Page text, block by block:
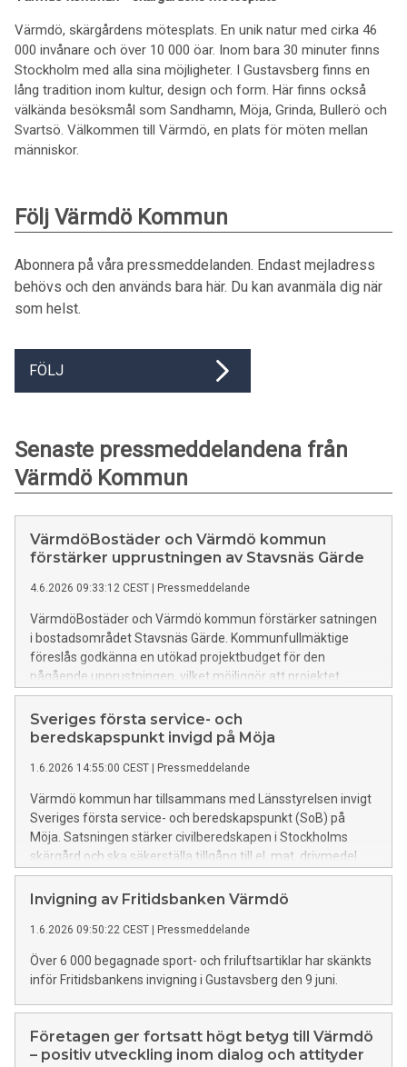
Värmdö, skärgårdens mötesplats. En unik natur med cirka 46
000 invånare och över 10 000 öar. Inom bara 30 minuter finns
Stockholm med alla sina möjligheter. I Gustavsberg finns en
lång tradition inom kultur, design och form. Här finns också
välkända besöksmål som Sandhamn, Möja, Grinda, Bullerö och
Svartsö. Välkommen till Värmdö, en plats för möten mellan
människor.
Följ Värmdö Kommun
Abonnera på våra pressmeddelanden. Endast mejladress
behövs och den används bara här. Du kan avanmäla dig när
som helst.
FÖLJ
Senaste pressmeddelandena från
Värmdö Kommun
VärmdöBostäder och Värmdö kommun
förstärker upprustningen av Stavsnäs Gärde
4.6.2026 09:33:12 CEST Pressmeddelande
VärmdöBostäder och Värmdö kommun förstärker satningen
i bostadsområdet Stavsnäs Gärde. Kommunfullmäktige
föreslås godkänna en utökad projektbudget för den
pågående upprustningen, vilket möjliggör att projektet
utifrån hyresgästernas önskemål kan slutföras med en
högre och mer enhetlig standard.
Sveriges första service- och
beredskapspunkt invigd på Möja
1.6.2026 14:55:00 CEST Pressmeddelande
Värmdö kommun har tillsammans med Länsstyrelsen invigt
Sveriges första service- och beredskapspunkt (SoB) på
Möja. Satsningen stärker civilberedskapen i Stockholms
skärgård och ska säkerställa tillgång till el, mat, drivmedel
och samhällsviktig service även vid långvariga strömavbrott
och andra samhällsstörningar.
Invigning av Fritidsbanken Värmdö
1.6.2026 09:50:22 CEST Pressmeddelande
Över 6 000 begagnade sport- och friluftsartiklar har skänkts
inför Fritidsbankens invigning i Gustavsberg den 9 juni.
Företagen ger fortsatt högt betyg till Värmdö
– positiv utveckling inom dialog och attityder